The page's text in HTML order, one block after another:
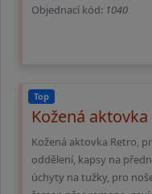
Objednací kód: 1040
Top
Kožená
Kožená aktovka Retro,
oddělení, kapsy na
úchyty na tužky, pro